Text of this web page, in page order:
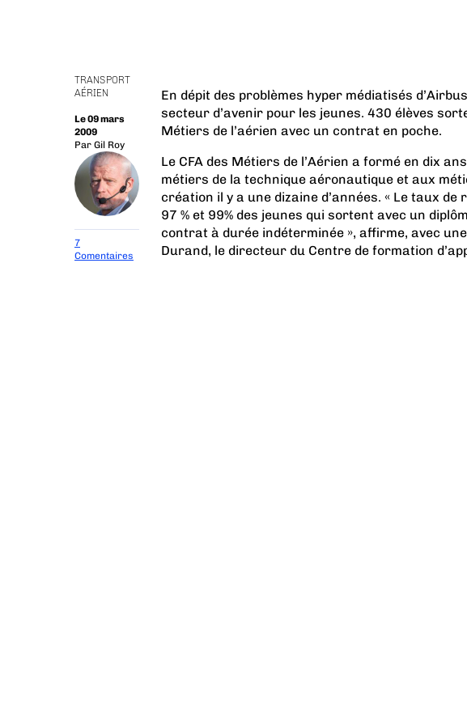
TRANSPORT
AÉRIEN
Le 09 mars
2009
Par Gil Roy
7
Comentaires
En dépit des problèmes hyper médiatisés
secteur d’avenir pour les jeunes. 430 élèves
Métiers de l’aérien avec un contrat en poche.
Le CFA des Métiers de l’Aérien a formé en dix
métiers de la technique aéronautique et aux
création il y a une dizaine d’années. « Le taux
97 % et 99% des jeunes qui sortent avec un
contrat à durée indéterminée », affirme, avec
Durand, le directeur du Centre de formation